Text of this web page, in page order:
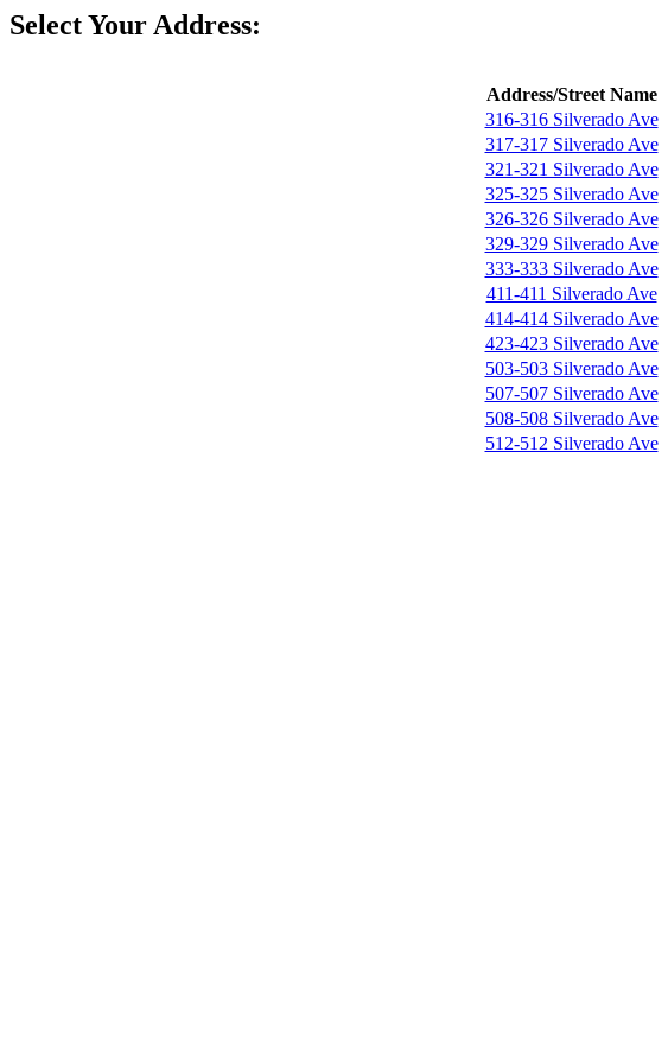
Select Your Address:
Address/Street Name
316-316 Silverado Ave
317-317 Silverado Ave
321-321 Silverado Ave
325-325 Silverado Ave
326-326 Silverado Ave
329-329 Silverado Ave
333-333 Silverado Ave
411-411 Silverado Ave
414-414 Silverado Ave
423-423 Silverado Ave
503-503 Silverado Ave
507-507 Silverado Ave
508-508 Silverado Ave
512-512 Silverado Ave